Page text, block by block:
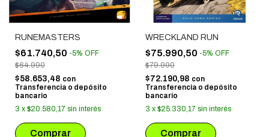
RUNEMASTERS
$61.740,50 -5% OFF
$64.990
$58.653,48 con
Transferencia o depósito
bancario
3 x $20.580,17 sin interés
WRECKLAND RUN
$75.990,50 -5% OFF
$79.990
$72.190,98 con
Transferencia o depósito
bancario
3 x $25.330,17 sin interés